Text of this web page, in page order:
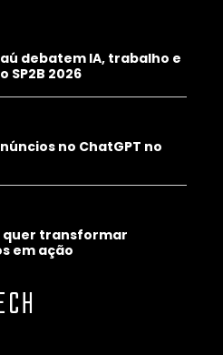
debatem IA, trabalho e
2026
no ChatGPT no
quer transformar
em ação